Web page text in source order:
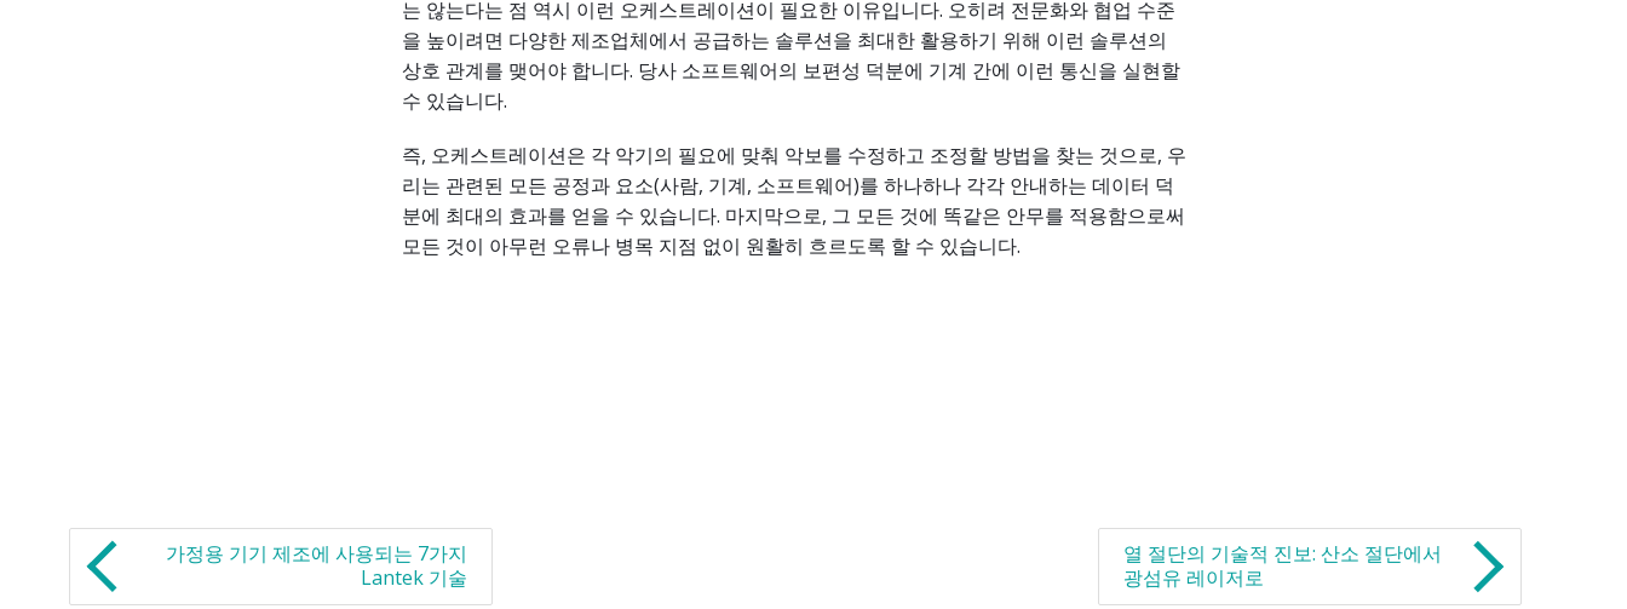
는 않는다는 점 역시 이런 오케스트레이션이 필요한 이유입니다. 오히려 전문화와 협업 수준
을 높이려면 다양한 제조업체에서 공급하는 솔루션을 최대한 활용하기 위해 이런 솔루션의
상호 관계를 맺어야 합니다. 당사 소프트웨어의 보편성 덕분에 기계 간에 이런 통신을 실현할
수 있습니다.
즉, 오케스트레이션은 각 악기의 필요에 맞춰 악보를 수정하고 조정할 방법을 찾는 것으로, 우
리는 관련된 모든 공정과 요소(사람, 기계, 소프트웨어)를 하나하나 각각 안내하는 데이터 덕
분에 최대의 효과를 얻을 수 있습니다. 마지막으로, 그 모든 것에 똑같은 안무를 적용함으로써
모든 것이 아무런 오류나 병목 지점 없이 원활히 흐르도록 할 수 있습니다.
가정용 기기 제조에 사용되는 7가지
Lantek 기술
열 절단의 기술적 진보: 산소 절단에서
광섬유 레이저로